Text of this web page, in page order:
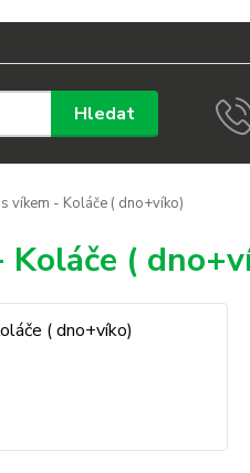
Hledat
víkem - Koláče ( dno+víko)
Koláče (